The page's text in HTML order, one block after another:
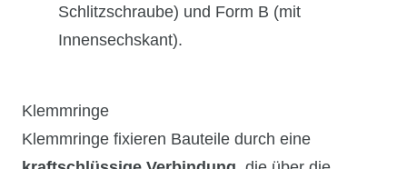
Schlitzschraube) und Form B (mit
Innensechskant).
Klemmringe
Klemmringe fixieren Bauteile durch eine